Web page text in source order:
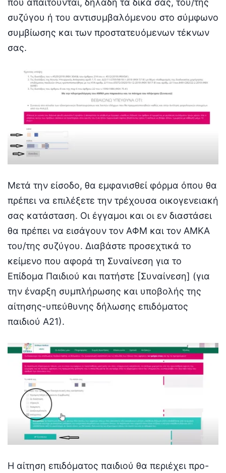
που απαιτούνται, δηλαδή τα δικά σας, του/της
συζύγου ή του αντισυμβαλόμενου στο σύμφωνο
συμβίωσης και των προστατευόμενων τέκνων
σας.
Μετά την είσοδο, θα εμφανισθεί φόρμα όπου θα
πρέπει να επιλέξετε την τρέχουσα οικογενειακή
σας κατάσταση. Οι έγγαμοι και οι εν διαστάσει
θα πρέπει να εισάγουν τον ΑΦΜ και τον ΑΜΚΑ
του/της συζύγου. Διαβάστε προσεχτικά το
κείμενο που αφορά τη Συναίνεση για το
Επίδομα Παιδιού και πατήστε [Συναίνεση] (για
την έναρξη συμπλήρωσης και υποβολής της
αίτησης-υπεύθυνης δήλωσης επιδόματος
παιδιού Α21).
Η αίτηση επιδόματος παιδιού θα περιέχει προ-